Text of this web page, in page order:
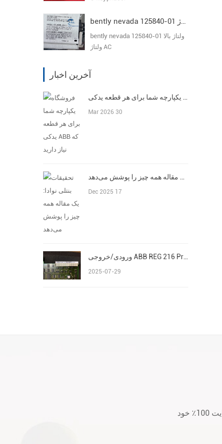
bently nevada 125840-01 ولتاژ بالا ولتاژ AC
bently nevada 125840-01 ولتاژ بالا
ولتاژ AC
آخرین اخبار
فروشگاه یکپارچه شما برای هر قطعه یدکی ABB که نیاز دارید
Mar 2026 30
تحقیقات بنتلی نوادا: یک مقاله همه چیز را پوشش می‌دهد
Dec 2025 17
ورودی/خروجی ABB REG 216 Procontrol P13 Advant/AC 800M S800
2025-07-29
لطفا قبل از خرید یا بعد از خرید هر گونه سؤال یا نگرانی با ما تماس بگیرید. ما به رضایت 100٪ خود